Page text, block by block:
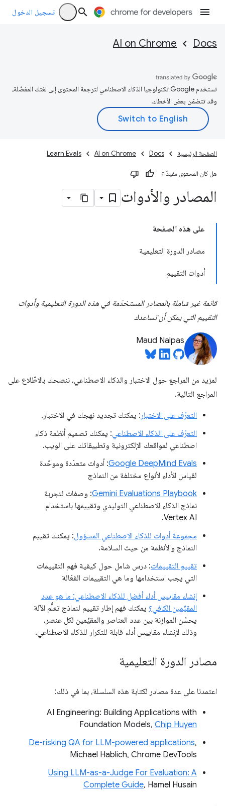
تسجيل الدخول
Docs
AI on Chrome
تستخدم Google تكنولوجيا الذكاء الاصطناعي لترجمة المحتوى إلى لغتك المفضّلة،
وقد تتضمّن بعض الأخطاء.
الصفحة الرئيسية Docs
AI on Chrome
Learn Evals
هل كان المحتوى مفيدًا؟
المصادر والأدوات
على هذه الصفحة
مصادر الدورة التعليمية
أدوات التقييم
قائمة غير شاملة بالمصادر المستخدَمة في هذه الدورة التعليمية وأدوات
التقييم التي يمكن أن تساعدك
Maud Nalpas
لمزيد من المراجع حول الاختبار والذكاء الاصطناعي، ننصحك بالاطّلاع على
المراجع التالية.
التعرّف على الاختبار : يمكنك تجديد نهجك في الاختبار.
التعرّف على الذكاء الاصطناعي: يمكنك تصميم أنظمة ذكاء
اصطناعي لمواقعك الإلكترونية وتطبيقاتك على الويب.
Google DeepMind Evals: أدوات متعدّدة وموحّدة
لقياس الأداء لأنواع مختلفة من النماذج
Gemini Evaluations Playbook: وصفات لتجربة
نماذج الذكاء الاصطناعي التوليدي وتقييمها باستخدام
Vertex AI.
مجموعة أدوات للذكاء الاصطناعي المسؤول: يمكنك تقييم
النماذج والأنظمة من حيث السلامة.
تقييم التقييمات: درس شامل حول كيفية فهم التقييمات
التي يجب استخدامها وما هي التقييمات الفعّالة
إنشاء مقاييس أداء أفضل للذكاء الاصطناعي: ما هو عدد
المقيِّمين الكافي؟ يمكنك فهم إطار تقييم لنماذج تعلُّم الآلة
يحسِّن الموازنة بين عدد العناصر والمقيِّمين لكل عنصر،
وذلك لإنشاء مقاييس أداء قابلة للتكرار للذكاء الاصطناعي.
مصادر الدورة التعليمية
اعتمدنا على عدة مصادر لكتابة هذه السلسلة، بما في ذلك:
‫AI Engineering: Building Applications with
Foundation Models، Chip Huyen
De-risking QA for LLM-powered applications،
Michael Hablich، Chrome DevTools
Using LLM-as-a-Judge For Evaluation: A
Complete Guide، Hamel Husain